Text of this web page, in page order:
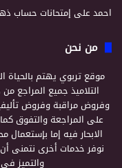
احمدعلى إمتحانات حساب
من نحن
موقع تربوي يهتم بالحياة
التلاميذ جميع المراجع
وفروض مراقبة وفروض
على المراجعة والتفوق
الابحار فيه إما بإستعمال
نوفر خدمات أخرى نتمنى
والتميز